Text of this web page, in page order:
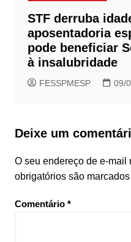
STF derruba
aposentadoria
pode beneficiar
à insalubridade
FESSPMESP 09/
Deixe um
O seu endereço de e-mail
obrigatórios são
Comentário *